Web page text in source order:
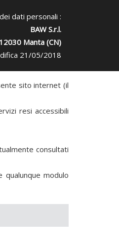
dati personali :
BAW S.r.l.
Manta (CN)
21/05/2018
sito internet (il
resi accessibili
consultati
modulo